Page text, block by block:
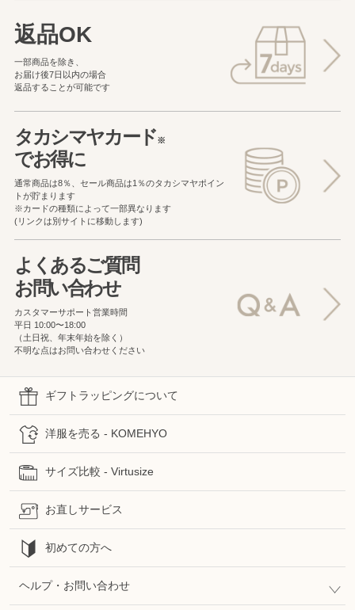
返品OK
一部商品を除き、
お届け後7日以内の場合
返品することが可能です
タカシマヤカード※
でお得に
通常商品は8％、セール商品は1％のタカシマヤポイン
トが貯まります
※カードの種類によって一部異なります
(リンクは別サイトに移動します)
よくあるご質問
お問い合わせ
カスタマーサポート営業時間
平日 10:00〜18:00
（土日祝、年末年始を除く）
不明な点はお問い合わせください
ギフトラッピングについて
洋服を売る - KOMEHYO
サイズ比較 - Virtusize
お直しサービス
初めての方へ
ヘルプ・お問い合わせ